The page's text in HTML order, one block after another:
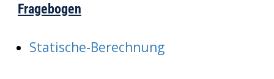
Fragebogen
Statische-Berechnung